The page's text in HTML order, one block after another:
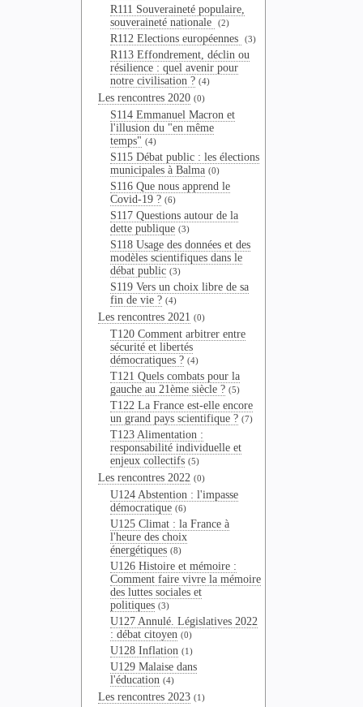
R111 Souveraineté populaire,
souveraineté nationale
(2)
R112 Elections européennes (3)
R113 Effondrement, déclin ou
résilience : quel avenir pour
notre civilisation ? (4)
Les rencontres 2020 (0)
S114 Emmanuel Macron et
l'illusion du "en même
temps" (4)
S115 Débat public : les élections
municipales à Balma (0)
S116 Que nous apprend le
Covid-19 ? (6)
S117 Questions autour de la
dette publique (3)
S118 Usage des données et des
modèles scientifiques dans le
débat public (3)
S119 Vers un choix libre de sa
fin de vie ? (4)
Les rencontres 2021 (0)
T120 Comment arbitrer entre
sécurité et libertés
démocratiques ? (4)
T121 Quels combats pour la
gauche au 21ème siècle ? (5)
T122 La France est-elle encore
un grand pays scientifique ? (7)
T123 Alimentation :
responsabilité individuelle et
enjeux collectifs (5)
Les rencontres 2022 (0)
U124 Abstention : l'impasse
démocratique (6)
U125 Climat : la France à
l'heure des choix
énergétiques (8)
U126 Histoire et mémoire :
Comment faire vivre la mémoire
des luttes sociales et
politiques (3)
U127 Annulé. Législatives 2022
: débat citoyen (0)
U128 Inflation (1)
U129 Malaise dans
l'éducation (4)
Les rencontres 2023 (1)